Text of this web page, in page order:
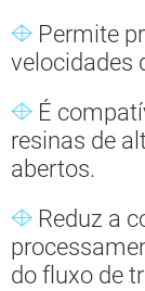
Permite
velocidades
É
resinas de
abertos.
Reduz a
do fluxo de